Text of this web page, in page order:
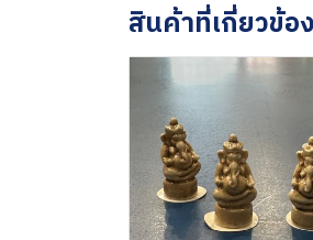
สินค้าที่เกี่ยวข้อง